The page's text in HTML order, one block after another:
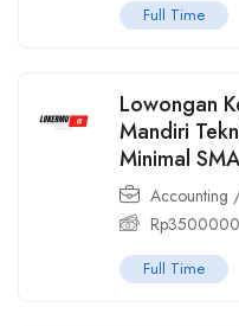
Full Time
Lowongan
Mandiri
Minimal
Accounting
Rp3500000
Full Time